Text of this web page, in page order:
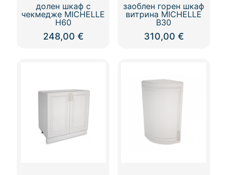
долен шкаф с
чекмедже MICHELLE
Н60
248,00 €
заоблен горен шкаф
витрина MICHELLE
В30
310,00 €